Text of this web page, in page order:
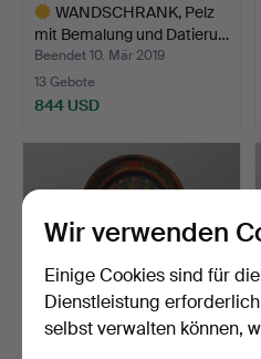
WANDSCHRANK, Pelz
mit Bemalung und Datieru…
Beendet 10. Mär 2019
13 Gebote
844 USD
Wir verwenden
Einige Cookies sind für
Dienstleistung
selbst verwalten können,